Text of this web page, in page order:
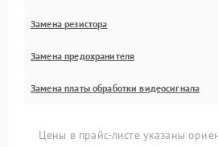
Замена резистора
Замена предохранителя
Замена платы обработки видеосигнала
Цены в прайс-листе указаны